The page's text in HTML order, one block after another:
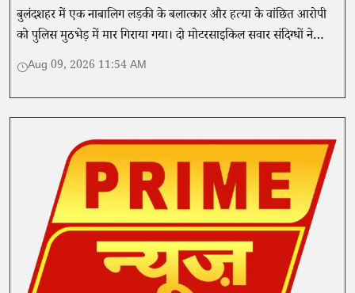
बुलंदशहर में एक नाबालिग लड़की के बलात्कार और हत्या के वांछित आरोपी
को पुलिस मुठभेड़ में मार गिराया गया। दो मोटरसाइकिल सवार संदिग्धों ने
कथित तौर पर चेकिंग अभियान के दौरान पुलिस टीम पर गोलीबारी की थी।
Aug 09, 2026 11:54 AM